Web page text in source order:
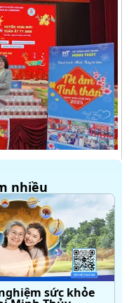
nhiều
sức khỏe